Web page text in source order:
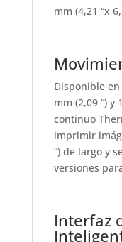
mm (4,21 “x
Disponible
mm (2,09 “) y
continuo
imprimir
“) de largo y
versiones
Interfaz